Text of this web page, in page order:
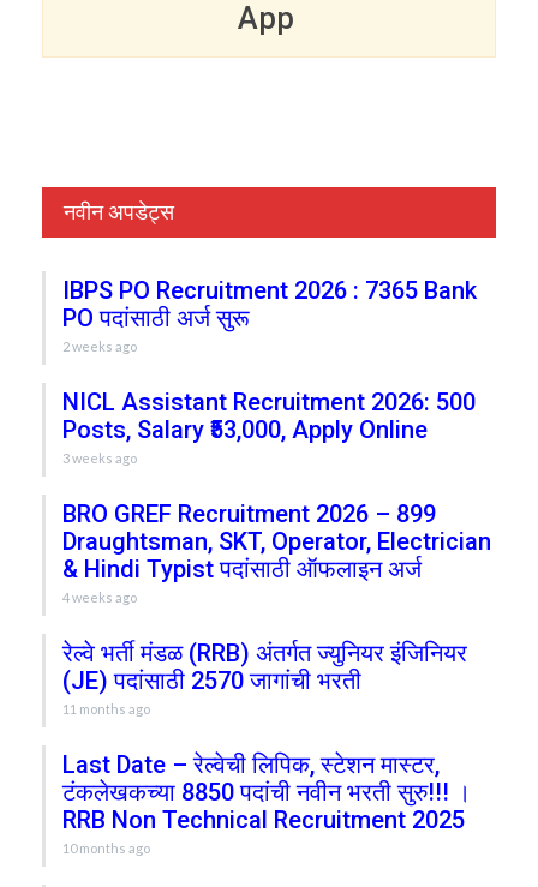
App
नवीन अपडेट्स
IBPS PO Recruitment 2026 : 7365 Bank
PO पदांसाठी अर्ज सुरू
2 weeks ago
NICL Assistant Recruitment 2026: 500
Posts, Salary ₹53,000, Apply Online
3 weeks ago
BRO GREF Recruitment 2026 – 899
Draughtsman, SKT, Operator, Electrician
& Hindi Typist पदांसाठी ऑफलाइन अर्ज
4 weeks ago
रेल्वे भर्ती मंडळ (RRB) अंतर्गत ज्युनियर इंजिनियर
(JE) पदांसाठी 2570 जागांची भरती
11 months ago
Last Date – रेल्वेची लिपिक, स्टेशन मास्टर,
टंकलेखकच्या 8850 पदांची नवीन भरती सुरु!!! ।
RRB Non Technical Recruitment 2025
10 months ago